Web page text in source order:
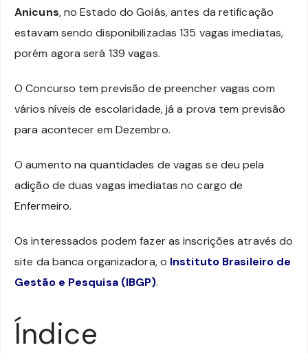
Anicuns, no Estado do Goiás, antes da retificação
estavam sendo disponibilizadas 135 vagas imediatas,
porém agora será 139 vagas.
O Concurso tem previsão de preencher vagas com
vários níveis de escolaridade, já a prova tem previsão
para acontecer em Dezembro.
O aumento na quantidades de vagas se deu pela
adição de duas vagas imediatas no cargo de
Enfermeiro.
Os interessados podem fazer as inscrições através do
site da banca organizadora, o Instituto Brasileiro de
Gestão e Pesquisa (IBGP).
Índice